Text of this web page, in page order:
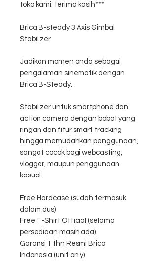
toko kami. terima kasih***
Brica B-steady 3 Axis Gimbal
Stabilizer
Jadikan momen anda sebagai
pengalaman sinematik dengan
Brica B-Steady.
Stabilizer untuk smartphone dan
action camera dengan bobot yang
ringan dan fitur smart tracking
hingga memudahkan penggunaan,
sangat cocok bagi webcasting,
vlogger, maupun penggunaan
kasual.
Free Hardcase (sudah termasuk
dalam dus)
Free T-Shirt Official (selama
persediaan masih ada).
Garansi 1 thn Resmi Brica
Indonesia (unit only)